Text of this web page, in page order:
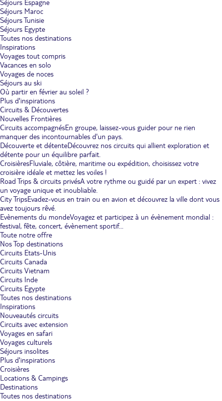
Séjours Espagne
Séjours Maroc
Séjours Tunisie
Séjours Egypte
Toutes nos destinations
Inspirations
Voyages tout compris
Vacances en solo
Voyages de noces
Séjours au ski
Où partir en février au soleil ?
Plus d'inspirations
Circuits & Découvertes
Nouvelles Frontières
Circuits accompagnésEn groupe, laissez-vous guider pour ne rien
manquer des incontournables d'un pays.
Découverte et détenteDécouvrez nos circuits qui allient exploration et
détente pour un équilibre parfait.
CroisièresFluviale, côtière, maritime ou expédition, choisissez votre
croisière idéale et mettez les voiles !
Road Trips & circuits privésA votre rythme ou guidé par un expert : vivez
un voyage unique et inoubliable.
City TripsEvadez-vous en train ou en avion et découvrez la ville dont vous
avez toujours rêvé.
Evènements du mondeVoyagez et participez à un évènement mondial :
festival, fête, concert, évènement sportif...
Toute notre offre
Nos Top destinations
Circuits Etats-Unis
Circuits Canada
Circuits Vietnam
Circuits Inde
Circuits Egypte
Toutes nos destinations
Inspirations
Nouveautés circuits
Circuits avec extension
Voyages en safari
Voyages culturels
Séjours insolites
Plus d'inspirations
Croisières
Locations & Campings
Destinations
Toutes nos destinations